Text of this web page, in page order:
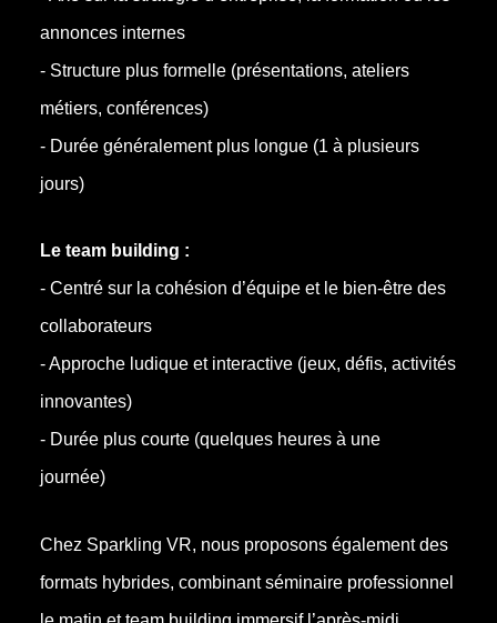
annonces internes
- Structure plus formelle (présentations, ateliers
métiers, conférences)
- Durée généralement plus longue (1 à plusieurs
jours)
Le team building :
- Centré sur la cohésion d’équipe et le bien-être des
collaborateurs
- Approche ludique et interactive (jeux, défis, activités
innovantes)
- Durée plus courte (quelques heures à une
journée)
Chez Sparkling VR, nous proposons également des
formats hybrides, combinant séminaire professionnel